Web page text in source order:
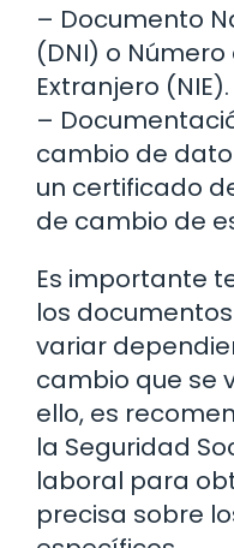
– Documento
(DNI) o
Extranjero (NIE).
–
cambio de
un certificado
de cambio de
Es importante
los
variar
cambio que se
ello, es
la Seguridad
laboral para
precisa sobre